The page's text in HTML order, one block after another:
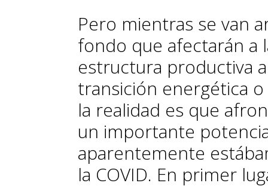
Pero mientras se van
fondo que afectarán a
estructura productiva
transición energética
la realidad es que
un importante
aparentemente
la COVID. En primer